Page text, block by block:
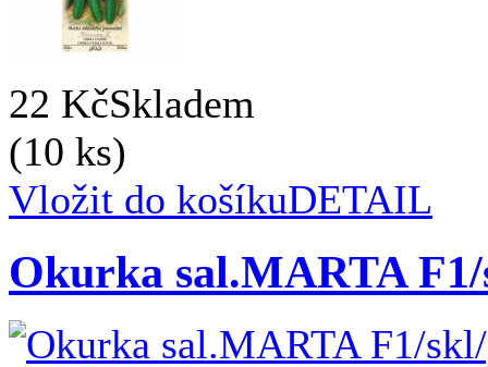
22 KčSkladem
(10 ks)
Vložit do košíkuDETAIL
Okurka sal.MARTA